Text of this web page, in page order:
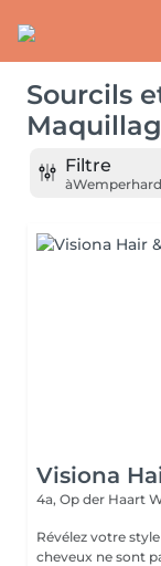
Sourcils
Filtre
à
Visiona
4a, Op der Haart
Révélez votre style unique avec passion
cheveux ne sont